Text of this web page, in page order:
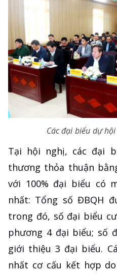
Các đại biểu dự
Tại hội nghị, các đại
thương thỏa thuận
với 100% đại biểu có
nhất: Tổng số ĐBQH
trong đó, số đại biểu
phương 4 đại biểu; số
giới thiệu 3 đại biểu.
nhất cơ cấu kết hợp